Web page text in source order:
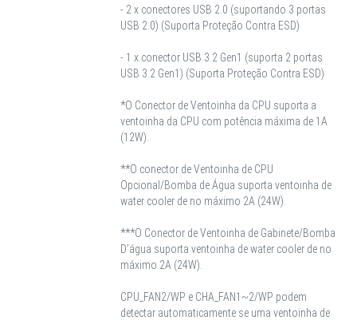
- 2 x conectores USB 2.0 (suportando 3 portas
USB 2.0) (Suporta Proteção Contra ESD)
- 1 x conector USB 3.2 Gen1 (suporta 2 portas
USB 3.2 Gen1) (Suporta Proteção Contra ESD)
*O Conector de Ventoinha da CPU suporta a
ventoinha da CPU com potência máxima de 1A
(12W).
**O conector de Ventoinha de CPU
Opcional/Bomba de Água suporta ventoinha de
water cooler de no máximo 2A (24W).
***O Conector de Ventoinha de Gabinete/Bomba
D’água suporta ventoinha de water cooler de no
máximo 2A (24W).
CPU_FAN2/WP e CHA_FAN1~2/WP podem
detectar automaticamente se uma ventoinha de